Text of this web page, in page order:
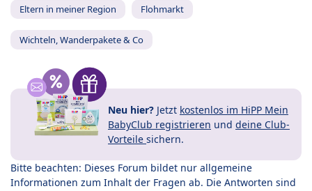
Eltern in meiner Region Flohmarkt
Wichteln, Wanderpakete & Co
Neu hier? Jetzt kostenlos im HiPP Mein
BabyClub registrieren und deine Club-
Vorteile sichern.
Bitte beachten: Dieses Forum bildet nur allgemeine
Informationen zum Inhalt der Fragen ab. Die Antworten sind